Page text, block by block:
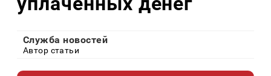
Служба новостей
Автор статьи